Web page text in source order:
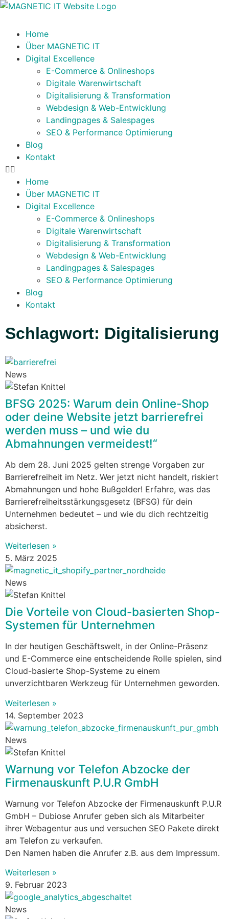
Home
Über MAGNETIC IT
Digital Excellence
E-Commerce & Onlineshops
Digitale Warenwirtschaft
Digitalisierung & Transformation
Webdesign & Web-Entwicklung
Landingpages & Salespages
SEO & Performance Optimierung
Blog
Kontakt
Home
Über MAGNETIC IT
Digital Excellence
E-Commerce & Onlineshops
Digitale Warenwirtschaft
Digitalisierung & Transformation
Webdesign & Web-Entwicklung
Landingpages & Salespages
SEO & Performance Optimierung
Blog
Kontakt
Schlagwort: Digitalisierung
News
BFSG 2025: Warum dein Online-Shop
oder deine Website jetzt barrierefrei
werden muss – und wie du
Abmahnungen vermeidest!“
Ab dem 28. Juni 2025 gelten strenge Vorgaben zur
Barrierefreiheit im Netz. Wer jetzt nicht handelt, riskiert
Abmahnungen und hohe Bußgelder! Erfahre, was das
Barrierefreiheitsstärkungsgesetz (BFSG) für dein
Unternehmen bedeutet – und wie du dich rechtzeitig
absicherst.
Weiterlesen »
5. März 2025
News
Die Vorteile von Cloud-basierten Shop-
Systemen für Unternehmen
In der heutigen Geschäftswelt, in der Online-Präsenz
und E-Commerce eine entscheidende Rolle spielen, sind
Cloud-basierte Shop-Systeme zu einem
unverzichtbaren Werkzeug für Unternehmen geworden.
Weiterlesen »
14. September 2023
News
Warnung vor Telefon Abzocke der
Firmenauskunft P.U.R GmbH
Warnung vor Telefon Abzocke der Firmenauskunft P.U.R
GmbH – Dubiose Anrufer geben sich als Mitarbeiter
ihrer Webagentur aus und versuchen SEO Pakete direkt
am Telefon zu verkaufen.
Den Namen haben die Anrufer z.B. aus dem Impressum.
Weiterlesen »
9. Februar 2023
News